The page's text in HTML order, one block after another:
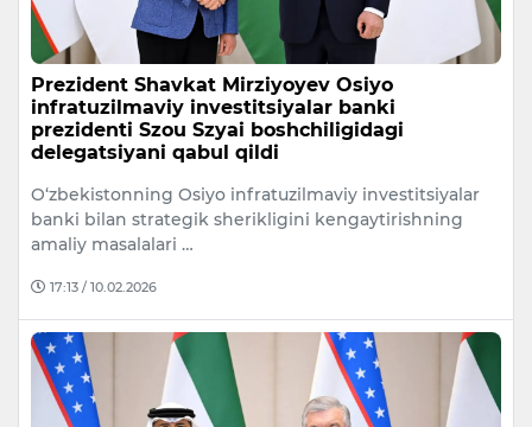
Prezident Shavkat Mirziyoyev Osiyo
infratuzilmaviy investitsiyalar banki
prezidenti Szou Szyai boshchiligidagi
delegatsiyani qabul qildi
O‘zbekistonning Osiyo infratuzilmaviy investitsiyalar
banki bilan strategik sherikligini kengaytirishning
amaliy masalalari …
17:13 / 10.02.2026